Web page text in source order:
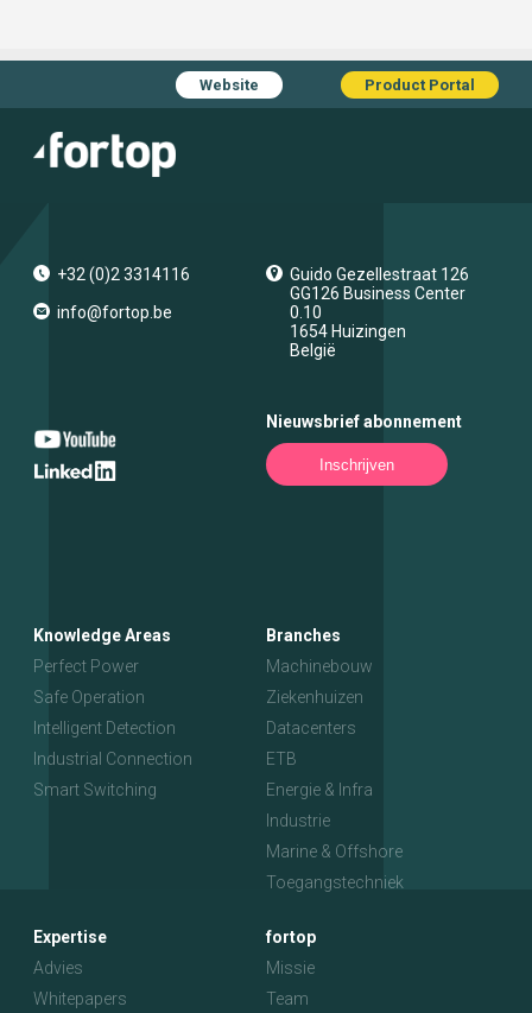
Website Product Portal
+32 (0)2 3314116
info@fortop.be
Guido Gezellestraat 126
GG126 Business Center
0.10
1654 Huizingen
België
Nieuwsbrief abonnement
Inschrijven
Knowledge Areas
Perfect Power
Safe Operation
Intelligent Detection
Industrial Connection
Smart Switching
Branches
Machinebouw
Ziekenhuizen
Datacenters
ETB
Energie & Infra
Industrie
Marine & Offshore
Toegangstechniek
Expertise
Advies
Whitepapers
fortop
Missie
Team